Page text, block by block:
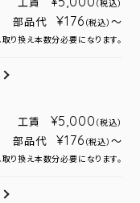
（税込）
部品代 ¥176 （税込） ～
り換え本数分必要になります。
工賃 ¥5,000 （税込）
部品代 ¥176 （税込） ～
り換え本数分必要になります。